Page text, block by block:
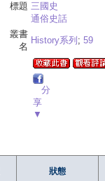
標題 三國史
通俗史話
叢書
名
History系列 ; 59
分
享
▼
狀態